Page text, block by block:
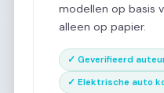
modellen op basis
alleen op papier.
✓ Geverifieerd
✓ Elektrische auto